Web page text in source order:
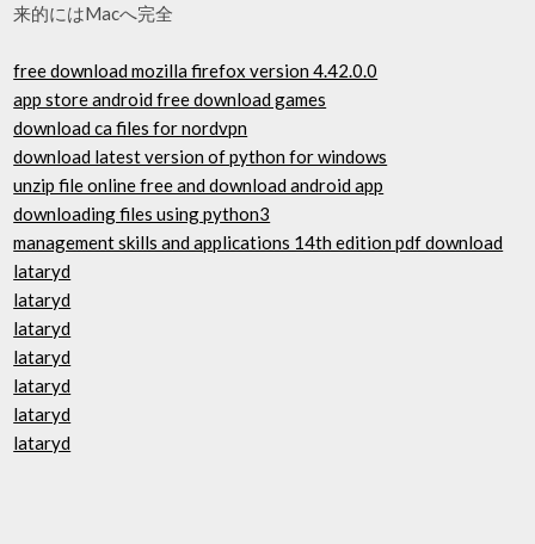
来的にはMacへ完全
free download mozilla firefox version 4.42.0.0
app store android free download games
download ca files for nordvpn
download latest version of python for windows
unzip file online free and download android app
downloading files using python3
management skills and applications 14th edition pdf download
lataryd
lataryd
lataryd
lataryd
lataryd
lataryd
lataryd